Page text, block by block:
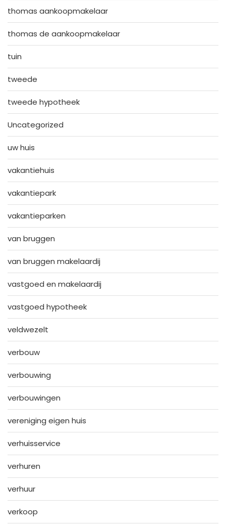
thomas aankoopmakelaar
thomas de aankoopmakelaar
tuin
tweede
tweede hypotheek
Uncategorized
uw huis
vakantiehuis
vakantiepark
vakantieparken
van bruggen
van bruggen makelaardij
vastgoed en makelaardij
vastgoed hypotheek
veldwezelt
verbouw
verbouwing
verbouwingen
vereniging eigen huis
verhuisservice
verhuren
verhuur
verkoop